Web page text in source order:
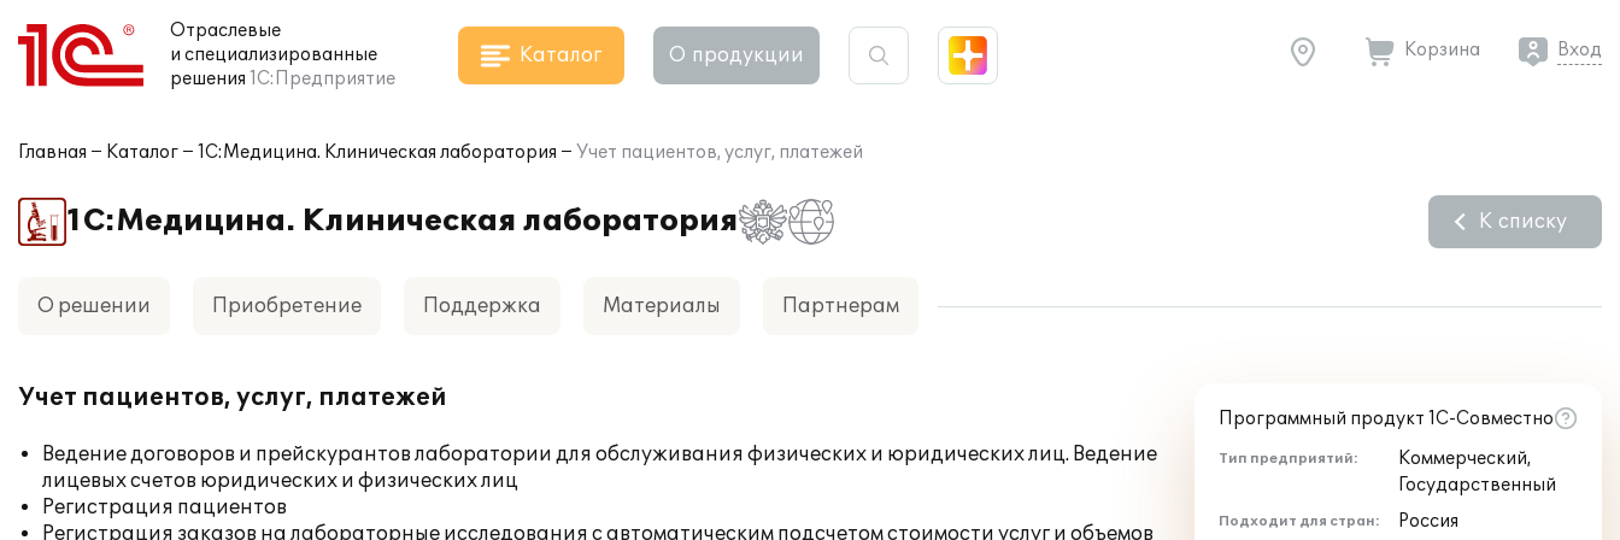
Отраслевые
и специализированные
решения 1С:Предприятие
Каталог О продукции Корзина Вход
Главная Каталог 1С:Медицина. Клиническая лаборатория Учет пациентов, услуг, платежей
1С:Медицина. Клиническая лаборатория К списку
О решении Приобретение Поддержка Материалы Партнерам
Учет пациентов, услуг, платежей
Ведение договоров и прейскурантов лаборатории для обслуживания физических и юридических лиц. Ведение
лицевых счетов юридических и физических лиц
Регистрация пациентов
Регистрация заказов на лабораторные исследования с автоматическим подсчетом стоимости услуг и объемов
Программный продукт 1С-Совместно
Тип предприятий:
Коммерческий,
Государственный
Подходит для стран: Россия